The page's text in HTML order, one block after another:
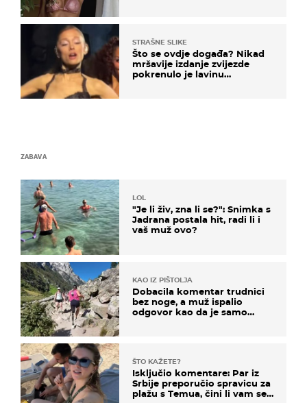
STRAŠNE SLIKE
Što se ovdje događa? Nikad
mršavije izdanje zvijezde
pokrenulo je lavinu
ZABAVA
LOL
"Je li živ, zna li se?": Snimka s
Jadrana postala hit, radi li i
vaš muž ovo?
KAO IZ PIŠTOLJA
Dobacila komentar trudnici
bez noge, a muž ispalio
odgovor kao da je samo
ŠTO KAŽETE?
Isključio komentare: Par iz
Srbije preporučio spravicu za
plažu s Temua, čini li vam se